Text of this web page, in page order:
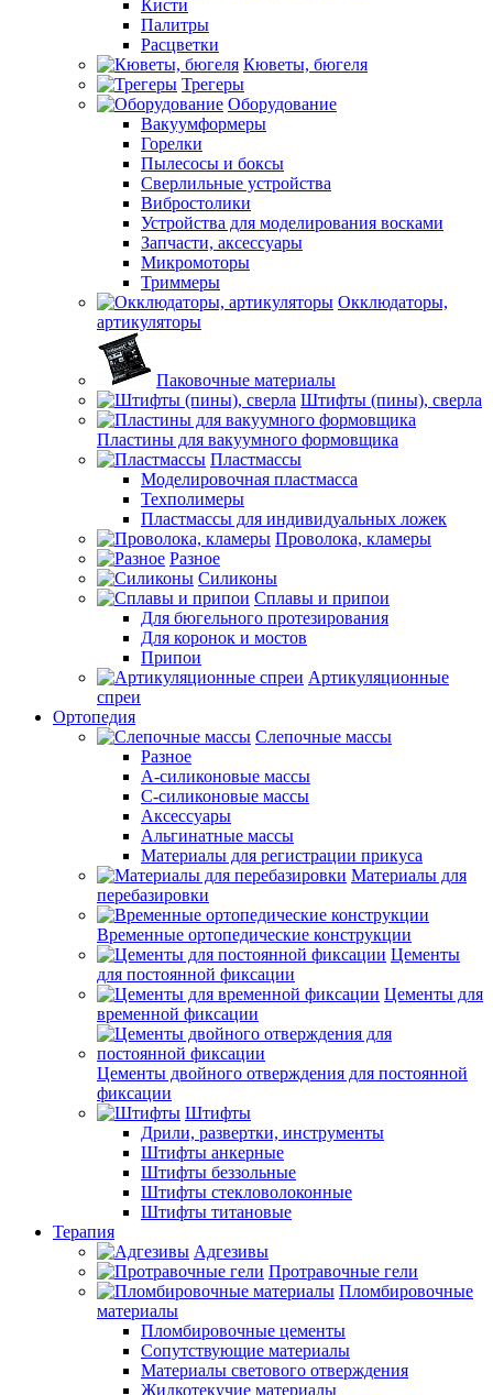
Кисти
Палитры
Расцветки
Кюветы, бюгеля
Трегеры
Оборудование
Вакуумформеры
Горелки
Пылесосы и боксы
Сверлильные устройства
Вибростолики
Устройства для моделирования восками
Запчасти, аксессуары
Микромоторы
Триммеры
Окклюдаторы,
артикуляторы
Паковочные материалы
Штифты (пины), сверла
Пластины для вакуумного формовщика
Пластмассы
Моделировочная пластмасса
Техполимеры
Пластмассы для индивидуальных ложек
Проволока, кламеры
Разное
Силиконы
Сплавы и припои
Для бюгельного протезирования
Для коронок и мостов
Припои
Артикуляционные
спреи
Ортопедия
Слепочные массы
Разное
А-силиконовые массы
С-силиконовые массы
Аксессуары
Альгинатные массы
Материалы для регистрации прикуса
Материалы для
перебазировки
Временные ортопедические конструкции
Цементы
для постоянной фиксации
Цементы для
временной фиксации
Цементы двойного отверждения для постоянной
фиксации
Штифты
Дрили, развертки, инструменты
Штифты анкерные
Штифты беззольные
Штифты стекловолоконные
Штифты титановые
Терапия
Адгезивы
Протравочные гели
Пломбировочные
материалы
Пломбировочные цементы
Сопутствующие материалы
Материалы светового отверждения
Жидкотекучие материалы